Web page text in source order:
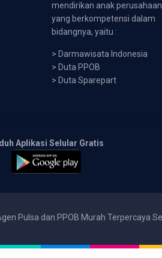
mendirikan anak perusahaan
yang berkompetensi dalam
bidangnya, yaitu :
> Darmawisata Indonesia
> Duta PPOB
> Duta Sparepart
Aplikasi Selular Gratis
Pulsa dan PPOB Murah Terpercaya